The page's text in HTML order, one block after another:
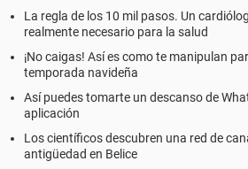
La regla de los 10 mil pasos. Un
realmente necesario para la salud
¡No caigas! Así es como te manipulan
temporada navideña
Así puedes tomarte un descanso de
aplicación
Los científicos descubren una red de
antigüedad en Belice